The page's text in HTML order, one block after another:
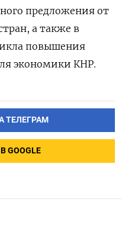
предложения от
а также в
повышения
экономики КНР.
ТЕЛЕГРАМ